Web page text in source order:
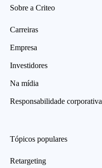
Sobre a Criteo
Carreiras
Empresa
Investidores
Na mídia
Responsabilidade corporativa
Tópicos populares
Retargeting